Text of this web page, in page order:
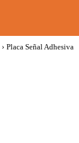
› Placa Señal Adhesiva